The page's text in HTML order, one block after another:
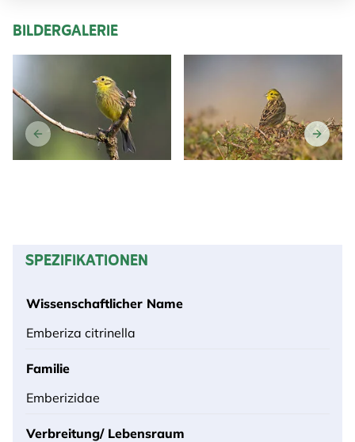
BILDERGALERIE
SPEZIFIKATIONEN
Wissenschaftlicher Name
Emberiza citrinella
Familie
Emberizidae
Verbreitung/ Lebensraum